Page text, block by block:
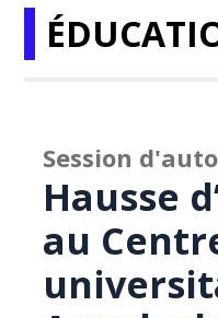
Session
Hausse
au